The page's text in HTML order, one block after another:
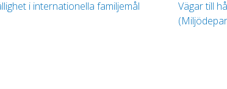
i internationella familjemål
Vägar till